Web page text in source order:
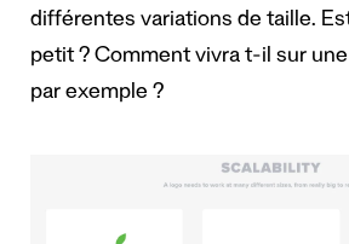
différentes variations de taille.
petit ? Comment vivra t-il sur
par exemple ?